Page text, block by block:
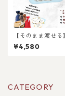
【そのまま渡せ
タオルハンカチギ
｜写真からリアル
ラッピングあり！
¥4,580
CATEGORY